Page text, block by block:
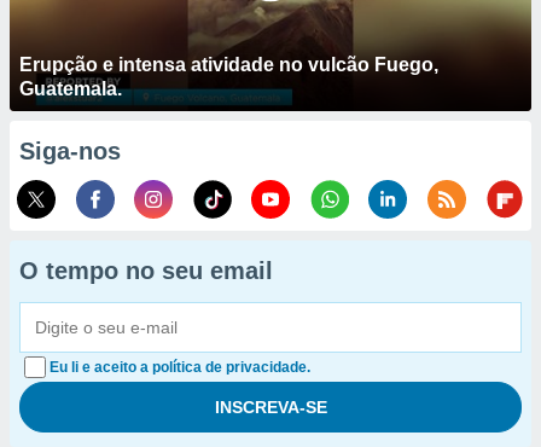
Erupção e intensa atividade no vulcão Fuego,
Guatemala.
Siga-nos
O tempo no seu email
Eu li e aceito a política de privacidade.